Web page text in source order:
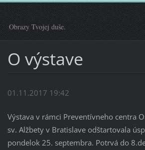
Obrazy Tvojej duše.
O výstave
01.11.2017 19:42
Výstava v rámci Preventívneho centra
sv. Alžbety v Bratislave odštartovala
pondelok 25. septembra. Potrvá do